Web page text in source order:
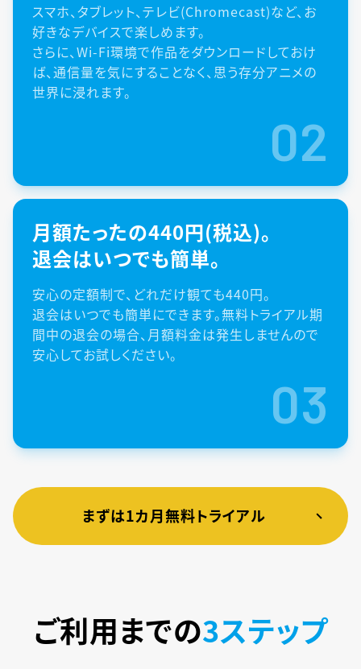
スマホ、タブレット、テレビ(Chromecast)など、お
好きなデバイスで楽しめます。
さらに、Wi-Fi環境で作品をダウンロードしておけ
ば、通信量を気にすることなく、思う存分アニメの
世界に浸れます。
02
月額たったの440円(税込)。
退会はいつでも簡単。
安心の定額制で、どれだけ観ても440円。
退会はいつでも簡単にできます。無料トライアル期
間中の退会の場合、月額料金は発生しませんので
安心してお試しください。
03
まずは1カ月無料トライアル
ご利用までの3ステップ